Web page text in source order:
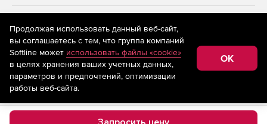
На информационном ресурсе store.softline.ru применяются
рекомендательные технологии
(информационные технологии
предоставления информации на основе сбора,
систематизации и анализа сведений, относящихся к
предпочтениям пользователей сети «Интернет»,
находящихся на территории Российской Федерации)
Продолжая использовать данный веб-сайт,
вы соглашаетесь с тем, что группа компаний
Softline может использовать файлы «cookie»
в целях хранения ваших учетных данных,
параметров и предпочтений, оптимизации
работы веб-сайта.
OK